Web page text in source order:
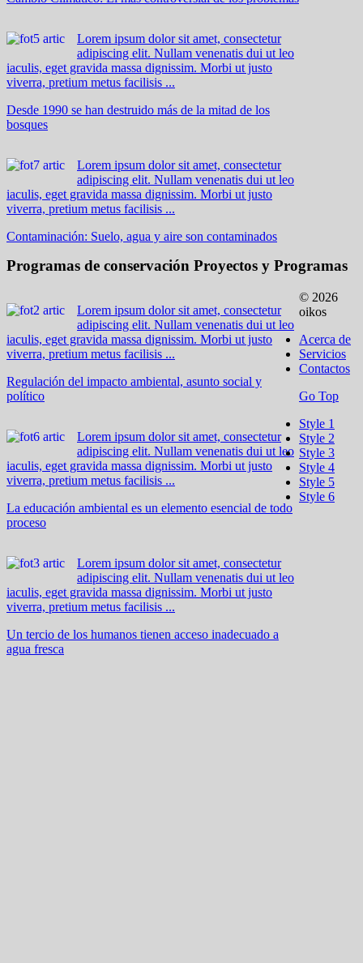
Lorem ipsum dolor sit amet, consectetur
adipiscing elit. Nullam venenatis dui ut leo
iaculis, eget gravida massa dignissim. Morbi ut justo
viverra, pretium metus facilisis ...
Desde 1990 se han destruido más de la mitad de los
bosques
Lorem ipsum dolor sit amet, consectetur
adipiscing elit. Nullam venenatis dui ut leo
iaculis, eget gravida massa dignissim. Morbi ut justo
viverra, pretium metus facilisis ...
Contaminación: Suelo, agua y aire son contaminados
Programas de conservación Proyectos y Programas
Lorem ipsum dolor sit amet, consectetur
adipiscing elit. Nullam venenatis dui ut leo
iaculis, eget gravida massa dignissim. Morbi ut justo
viverra, pretium metus facilisis ...
Regulación del impacto ambiental, asunto social y
político
Lorem ipsum dolor sit amet, consectetur
adipiscing elit. Nullam venenatis dui ut leo
iaculis, eget gravida massa dignissim. Morbi ut justo
viverra, pretium metus facilisis ...
La educación ambiental es un elemento esencial de todo
proceso
Lorem ipsum dolor sit amet, consectetur
adipiscing elit. Nullam venenatis dui ut leo
iaculis, eget gravida massa dignissim. Morbi ut justo
viverra, pretium metus facilisis ...
Un tercio de los humanos tienen acceso inadecuado a
agua fresca
© 2026
oikos
Acerca de
Servicios
Contactos
Go Top
Style 1
Style 2
Style 3
Style 4
Style 5
Style 6